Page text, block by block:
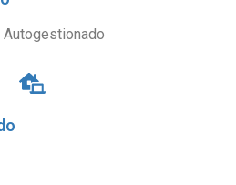
Autogestionado